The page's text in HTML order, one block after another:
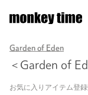
Garden of Eden
＜Garden of
お気に入りアイテム登録